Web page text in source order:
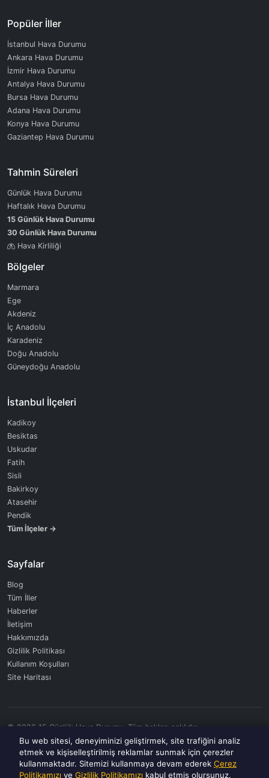
Popüler İller
İstanbul Hava Durumu
Ankara Hava Durumu
İzmir Hava Durumu
Antalya Hava Durumu
Bursa Hava Durumu
Adana Hava Durumu
Konya Hava Durumu
Gaziantep Hava Durumu
Tahmin Süreleri
Günlük Hava Durumu
Haftalık Hava Durumu
15 Günlük Hava Durumu
30 Günlük Hava Durumu
Hava Kirliliği
Bölgeler
Marmara
Ege
Akdeniz
İç Anadolu
Karadeniz
Doğu Anadolu
Güneydoğu Anadolu
İstanbul İlçeleri
Kadikoy
Besiktas
Uskudar
Fatih
Sisli
Bakirkoy
Atasehir
Pendik
Tüm İlçeler →
Sayfalar
Blog
Tüm İller
Haberler
İletişim
Hakkımızda
Gizlilik Politikası
Kullanım Koşulları
Site Haritası
© 2026 15 Günlük Hava Durumu. Tüm hakları saklıdır.
Veriler OpenWeatherMap API tarafından sağlanmaktadır.
Bu web sitesi, deneyiminizi geliştirmek, site trafiğini analiz
etmek ve kişiselleştirilmiş reklamlar sunmak için çerezler
kullanmaktadır. Sitemizi kullanmaya devam ederek Çerez
Politikamızı ve Gizlilik Politikamızı kabul etmiş olursunuz.